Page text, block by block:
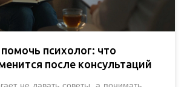
психолог: что
после консультаций
не давать советы, а понимать,